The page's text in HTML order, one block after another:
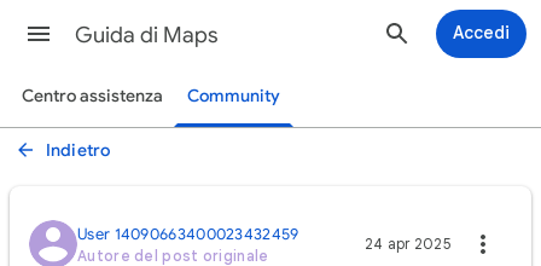
Guida di Maps Accedi
Centro assistenza Community
Indietro
User 14090663400023432459
Autore del post originale
24 apr 2025